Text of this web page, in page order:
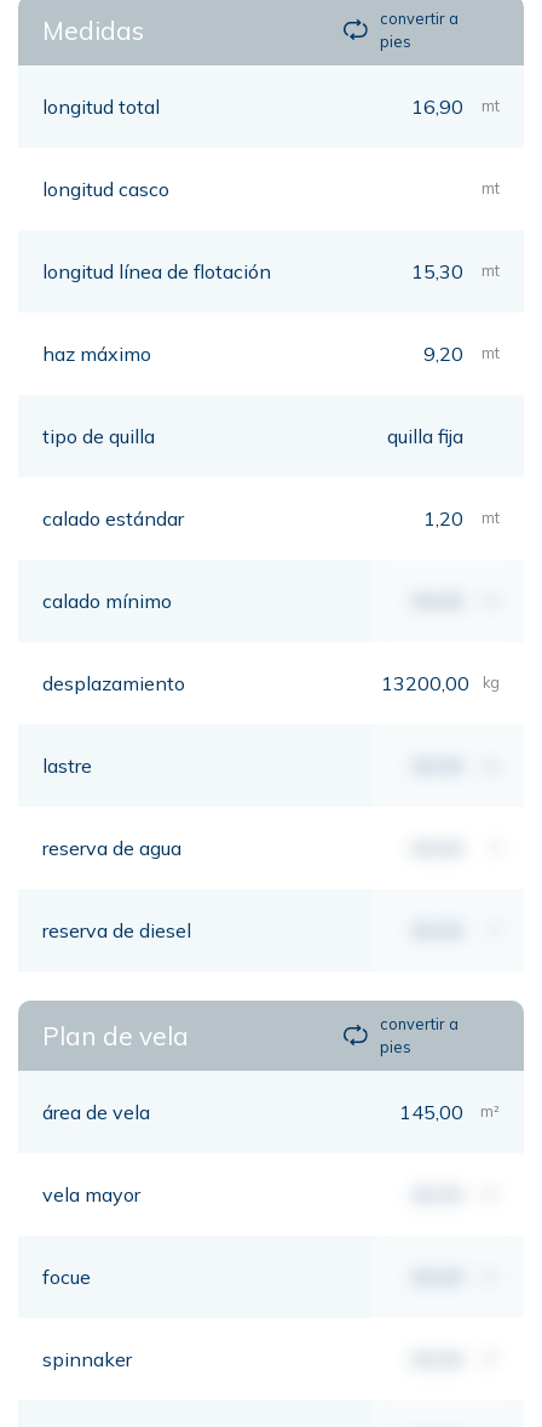
Medidas
convertir a
pies
longitud total 16,90 mt
longitud casco mt
longitud línea de flotación 15,30 mt
haz máximo 9,20 mt
tipo de quilla quilla fija
calado estándar 1,20 mt
calado mínimo
desplazamiento 13200,00 kg
lastre
reserva de agua
reserva de diesel
Plan de vela
convertir a
pies
área de vela 145,00 m²
vela mayor
focue
spinnaker